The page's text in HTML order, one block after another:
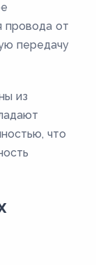
провода от
передачу
из
что